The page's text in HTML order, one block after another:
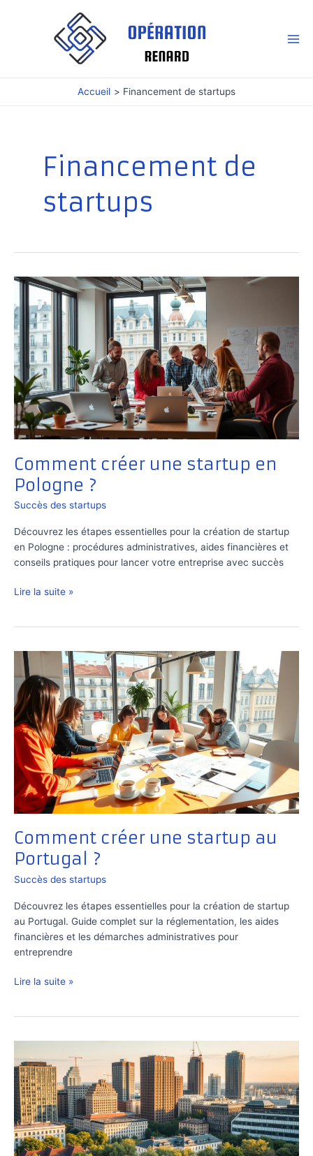
Accueil Financement de startups
Financement de
startups
Comment créer une startup en
Pologne ?
Succès des startups
Découvrez les étapes essentielles pour la création de startup
en Pologne : procédures administratives, aides financières et
conseils pratiques pour lancer votre entreprise avec succès
Comment
en
Pologne
Lire la suite »
Comment créer une startup au
Portugal ?
Succès des startups
Découvrez les étapes essentielles pour la création de startup
au Portugal. Guide complet sur la réglementation, les aides
financières et les démarches administratives pour
entreprendre
Comment
au
Portugal
?
Lire la suite »